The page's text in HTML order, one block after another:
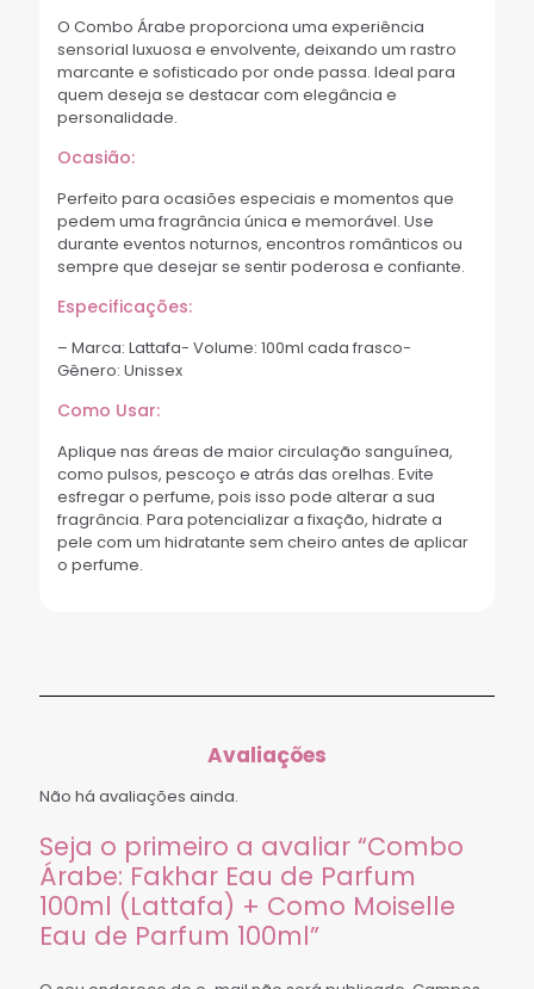
O Combo Árabe proporciona uma experiência
sensorial luxuosa e envolvente, deixando um rastro
marcante e sofisticado por onde passa. Ideal para
quem deseja se destacar com elegância e
personalidade.
Ocasião:
Perfeito para ocasiões especiais e momentos que
pedem uma fragrância única e memorável. Use
durante eventos noturnos, encontros românticos ou
sempre que desejar se sentir poderosa e confiante.
Especificações:
– Marca: Lattafa- Volume: 100ml cada frasco-
Gênero: Unissex
Como Usar:
Aplique nas áreas de maior circulação sanguínea,
como pulsos, pescoço e atrás das orelhas. Evite
esfregar o perfume, pois isso pode alterar a sua
fragrância. Para potencializar a fixação, hidrate a
pele com um hidratante sem cheiro antes de aplicar
o perfume.
Avaliações
Não há avaliações ainda.
Seja o primeiro a avaliar “Combo
Árabe: Fakhar Eau de Parfum
100ml (Lattafa) + Como Moiselle
Eau de Parfum 100ml”